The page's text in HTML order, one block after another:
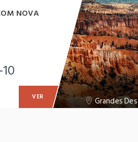
Grandes
NOVA
VER